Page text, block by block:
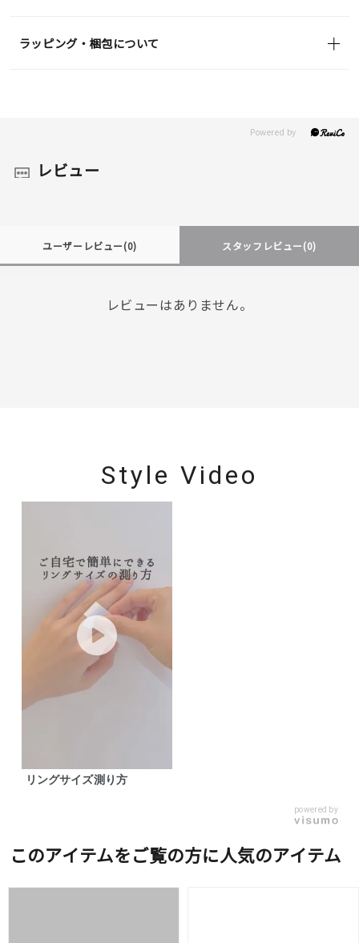
ラッピング・梱包について
レビュー
ユーザーレビュー(0) スタッフレビュー(0)
レビューはありません。
Style Video
リングサイズ測り方
powered by
このアイテムをご覧の方に人気のアイテム